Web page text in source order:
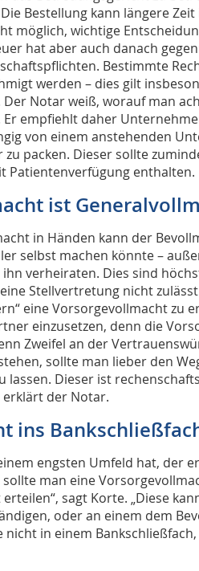
Bestellung kann längere
möglich, wichtige
hat aber auch danach
Bestimmte
werden – dies gilt
Notar weiß, worauf man
Er empfiehlt daher
von einem anstehenden
packen. Dieser sollte
Patientenverfügung enthalten.
ist
in Händen kann der
selbst machen könnte –
verheiraten. Dies sind
Stellvertretung nicht
eine Vorsorgevollmacht zu
einzusetzen, denn die
Zweifel an der
sollte man lieber den
lassen. Dieser ist
erklärt der Notar.
ins
engsten Umfeld hat, der
man eine
sagt Korte. „Diese
oder an einem dem
in einem